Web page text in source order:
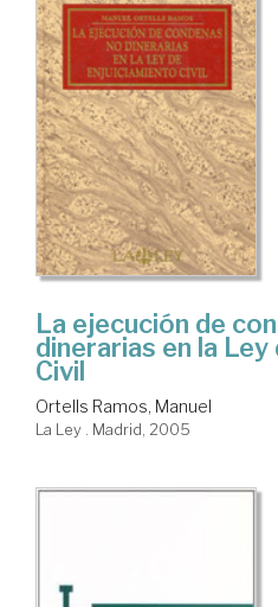
La ejecución de
dinerarias en la
Civil
Ortells Ramos, Manuel
La Ley . Madrid, 2005